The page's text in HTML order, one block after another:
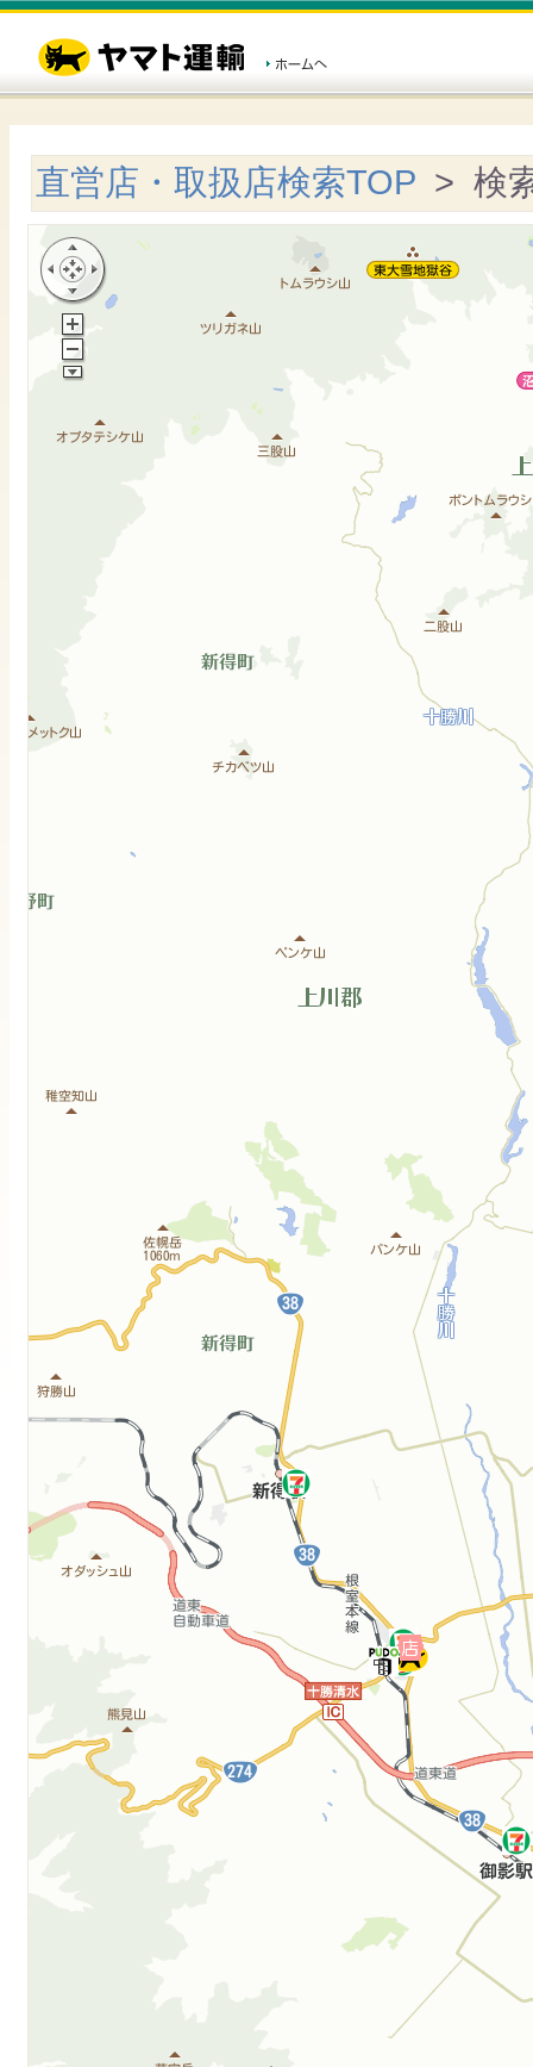
直営店・取扱店検索TOP > 検